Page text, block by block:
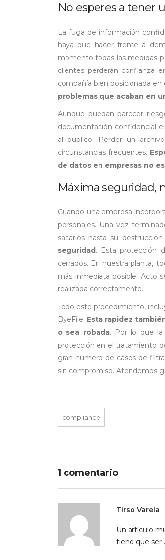
No esperes a tener
La fuga de información
haya que hacer frente a
momento todas las medidas
clientes perderán confianza
compañía bien posicionada
problemas que acaban en
Aunque puedan parecer
documentación confidencial
al público. Perder un
circunstancias frecuentes.
de datos en empresas no
Máxima seguridad,
Cuando una empresa
personales. Una vez
sacarlos hasta su destrucción
seguridad. Esta protección
cerrados. En nuestra planta,
más inmediata posible. Acto
realizada correctamente.
Todo este procedimiento,
ByeFile. Esta rapidez
o sea robada. Por lo que la
protección en el tratamiento
gran número de casos de
sin compromiso. Atendemos
compliance
1 comentario
Tirso Varela
Un artículo
tiene que ser